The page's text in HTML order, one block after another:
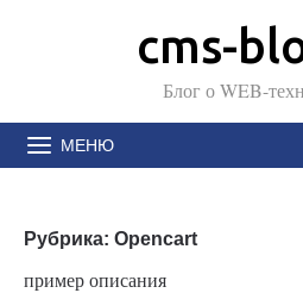
cms-
Блог о WEB-
МЕНЮ
Рубрика: Opencart
пример описания